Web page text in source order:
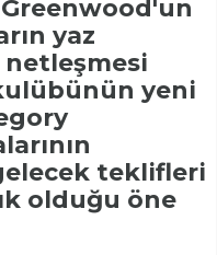
yaz
yeni
teklifleri
olduğu öne